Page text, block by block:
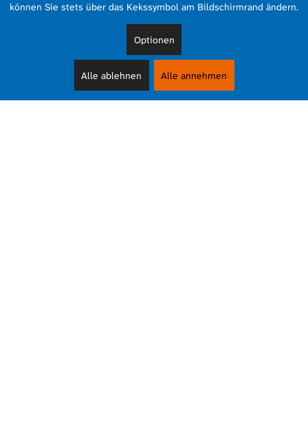
können Sie stets über das Kekssymbol am Bildschirmrand ändern.
Optionen
Alle ablehnen Alle annehmen